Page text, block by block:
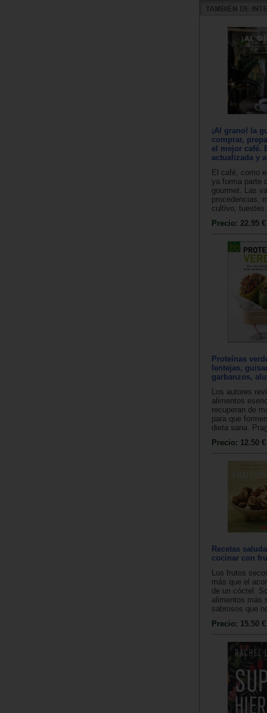
¡Al grano! la
comprar,
el mejor café.
actualizada y
El café, como
ya forma parte
gourmet. Las
procedencias,
cultivo,
Precio: 22.95 €
Proteínas
lentejas,
garbanzos,
Los autores
alimentos
recuperan de
para que
dieta sana.
Precio: 12.50 €
Recetas
cocinar con
Los frutos
más que el
de un cóctel.
alimentos más
sabrosos que
Precio: 15.50 €